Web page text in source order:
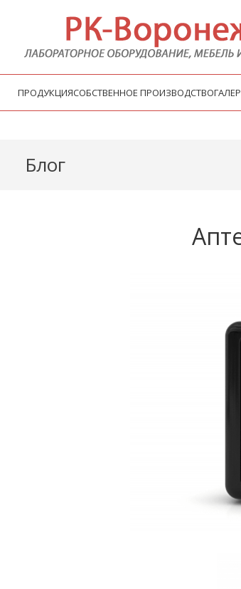
ПРОДУКЦИЯСОБСТВЕННОЕ ПРОИЗВОДСТВО
Блог